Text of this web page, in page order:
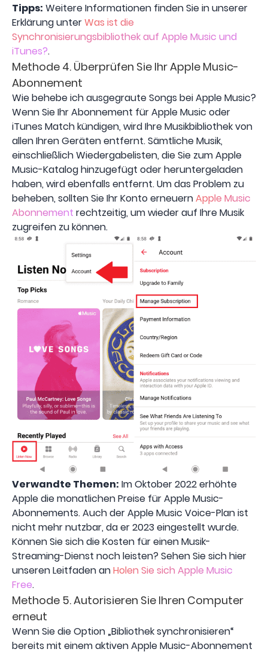
Tipps: Weitere Informationen finden Sie in unserer
Erklärung unterWas ist die
Synchronisierungsbibliothek auf Apple Music und
iTunes?.
Methode 4. Überprüfen Sie Ihr Apple Music-
Abonnement
Wie behebe ich ausgegraute Songs bei Apple Music?
Wenn Sie Ihr Abonnement für Apple Music oder
iTunes Match kündigen, wird Ihre Musikbibliothek von
allen Ihren Geräten entfernt. Sämtliche Musik,
einschließlich Wiedergabelisten, die Sie zum Apple
Music-Katalog hinzugefügt oder heruntergeladen
haben, wird ebenfalls entfernt. Um das Problem zu
beheben, sollten Sie Ihr Konto erneuernApple Music
Abonnement rechtzeitig, um wieder auf Ihre Musik
zugreifen zu können.
Verwandte Themen: Im Oktober 2022 erhöhte
Apple die monatlichen Preise für Apple Music-
Abonnements. Auch der Apple Music Voice-Plan ist
nicht mehr nutzbar, da er 2023 eingestellt wurde.
Können Sie sich die Kosten für einen Musik-
Streaming-Dienst noch leisten? Sehen Sie sich hier
unseren Leitfaden anHolen Sie sich Apple Music
Free.
Methode 5. Autorisieren Sie Ihren Computer
erneut
Wenn Sie die Option „Bibliothek synchronisieren“
bereits mit einem aktiven Apple Music-Abonnement